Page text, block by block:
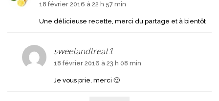
18 février 2016 à 22 h 57 min
Une délicieuse recette, merci du partage et à bientôt
sweetandtreat1
18 février 2016 à 23 h 08 min
Je vous prie, merci 🙂